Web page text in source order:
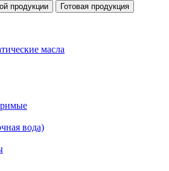
продукции Готовая продукция
масла
вода)